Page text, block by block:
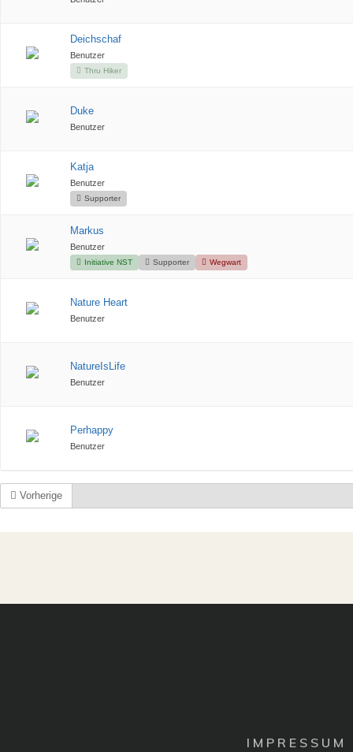
Deichschaf
Benutzer
Thru Hiker
Duke
Benutzer
Katja
Benutzer
Supporter
Markus
Benutzer
Initiative NST Supporter Wegwart
Nature Heart
Benutzer
NatureIsLife
Benutzer
Perhappy
Benutzer
Vorherige
I M P R E S S U M